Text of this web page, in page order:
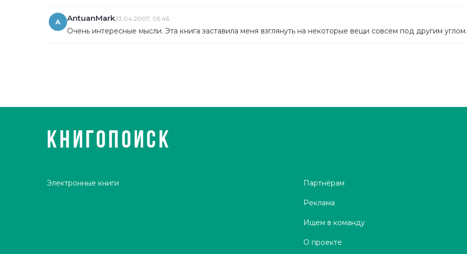
A AntuanMark23.04.2007, 05:46
Очень интересные мысли. Эта книга заставила меня взглянуть на некоторые вещи совсем под другим углом.
КНИГОПОИСК
Электронные книги Партнёрам
Реклама
Ищем в команду
О проекте